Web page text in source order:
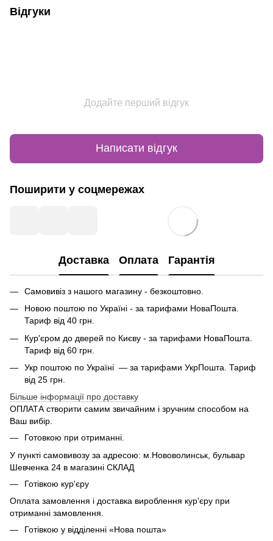
Відгуки
Додайте перший відгук
Написати відгук
Поширити у соцмережах
Доставка Оплата Гарантія
Самовивіз з нашого магазину - безкоштовно.
Новою поштою по Україні - за тарифами НоваПошта.
Тариф від 40 грн.
Кур'єром до дверей по Києву - за тарифами НоваПошта.
Тариф від 60 грн.
Укр поштою по Україні — за тарифами УкрПошта. Тариф
від 25 грн.
Більше інформації про доставку
ОПЛАТА створити самим звичайним і зручним способом на
Ваш вибір.
Готовкою при отриманні.
У пункті самовивозу за адресою: м.Нововолинськ, бульвар
Шевченка 24 в магазині СКЛАД
Готівкою кур'єру
Оплата замовлення і доставка вироблення кур'єру при
отриманні замовлення.
Готівкою у відділенні «Нова пошта»